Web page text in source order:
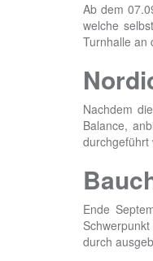
Ab dem
welche
Turnhalle an
Nachdem
Balance,
durchgeführt
Ende
durch